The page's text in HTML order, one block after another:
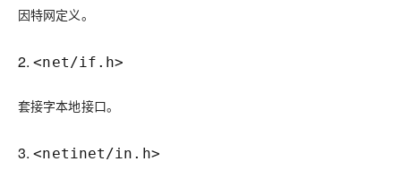
因特网定义。
2.<net/if.h>
套接字本地接口。
3.<netinet/in.h>